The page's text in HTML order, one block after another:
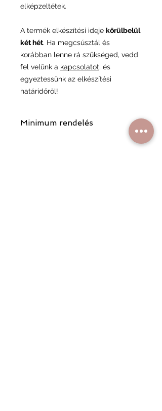
elképzeltétek.
A termék elkészítési ideje körülbelül
két hét. Ha megcsúsztál és
korábban lenne rá szükséged, vedd
fel velünk a kapcsolatot, és
egyeztessünk az elkészítési
határidőről!
Minimum rendelés
A minimum rendelési összeg 17 000